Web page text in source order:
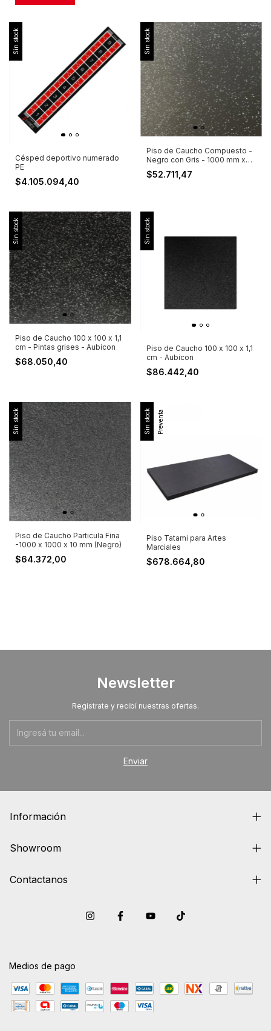
Sin stock
Césped deportivo numerado
PE
$4.105.094,40
Sin stock
Piso de Caucho Compuesto -
Negro con Gris - 1000 mm x
1000 mm
$52.711,47
Sin stock
Piso de Caucho 100 x 100 x 1,1
cm - Pintas grises - Aubicon
$68.050,40
Sin stock
Piso de Caucho 100 x 100 x 1,1
cm - Aubicon
$86.442,40
Sin stock
Piso de Caucho Particula Fina
-1000 x 1000 x 10 mm (Negro)
$64.372,00
Sin stock Preventa
Piso Tatami para Artes
Marciales
$678.664,80
Newsletter
Registrate y recibí nuestras ofertas.
Información
Showroom
Contactanos
Medios de pago